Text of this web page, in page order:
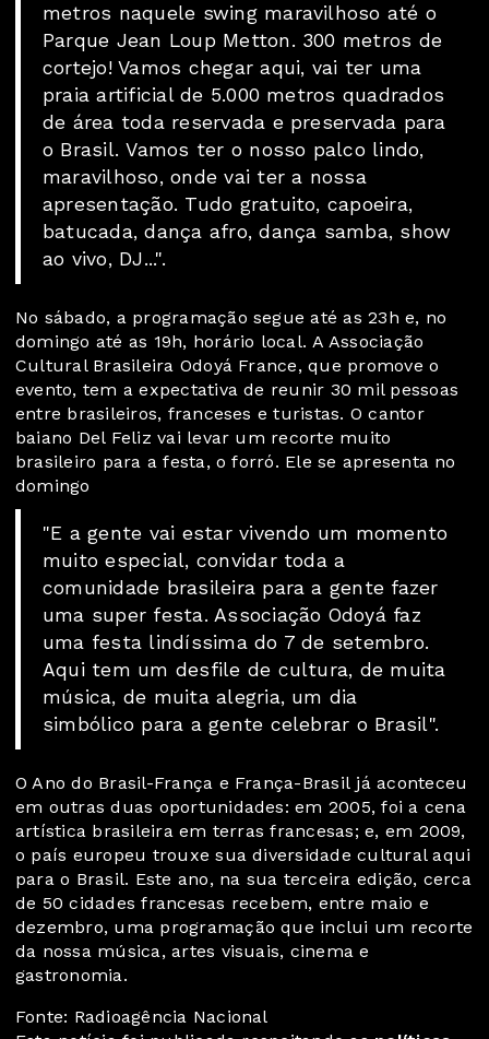
metros naquele swing maravilhoso até o
Parque Jean Loup Metton. 300 metros de
cortejo! Vamos chegar aqui, vai ter uma
praia artificial de 5.000 metros quadrados
de área toda reservada e preservada para
o Brasil. Vamos ter o nosso palco lindo,
maravilhoso, onde vai ter a nossa
apresentação. Tudo gratuito, capoeira,
batucada, dança afro, dança samba, show
ao vivo, DJ...".
No sábado, a programação segue até as 23h e, no
domingo até as 19h, horário local. A Associação
Cultural Brasileira Odoyá France, que promove o
evento, tem a expectativa de reunir 30 mil pessoas
entre brasileiros, franceses e turistas. O cantor
baiano Del Feliz vai levar um recorte muito
brasileiro para a festa, o forró. Ele se apresenta no
domingo
"E a gente vai estar vivendo um momento
muito especial, convidar toda a
comunidade brasileira para a gente fazer
uma super festa. Associação Odoyá faz
uma festa lindíssima do 7 de setembro.
Aqui tem um desfile de cultura, de muita
música, de muita alegria, um dia
simbólico para a gente celebrar o Brasil".
O Ano do Brasil-França e França-Brasil já aconteceu
em outras duas oportunidades: em 2005, foi a cena
artística brasileira em terras francesas; e, em 2009,
o país europeu trouxe sua diversidade cultural aqui
para o Brasil. Este ano, na sua terceira edição, cerca
de 50 cidades francesas recebem, entre maio e
dezembro, uma programação que inclui um recorte
da nossa música, artes visuais, cinema e
gastronomia.
Fonte: Radioagência Nacional